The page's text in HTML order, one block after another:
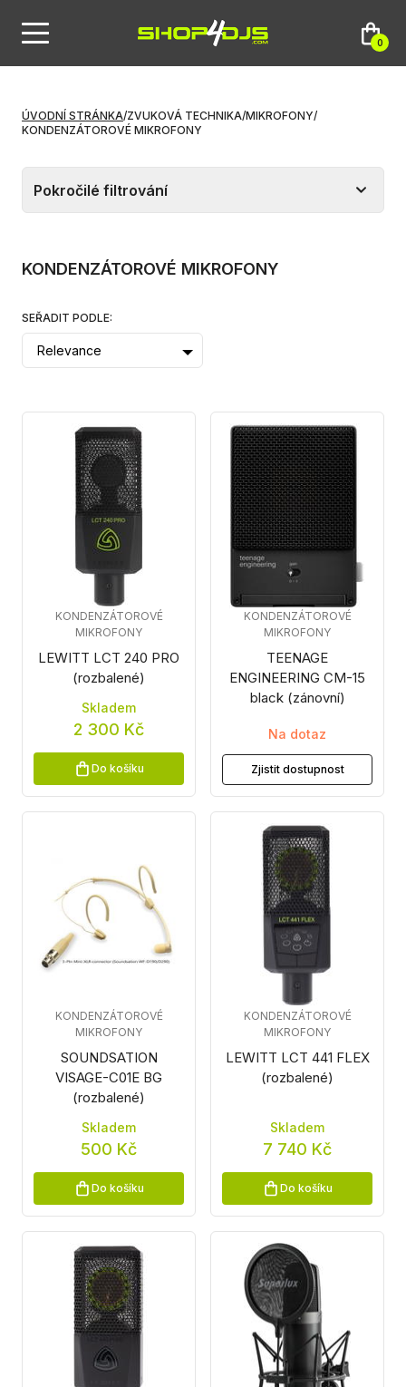
0
ÚVODNÍ STRÁNKA/ZVUKOVÁ TECHNIKA/MIKROFONY/
KONDENZÁTOROVÉ MIKROFONY
Pokročilé filtrování
KONDENZÁTOROVÉ MIKROFONY
SEŘADIT PODLE:
Relevance
LEWITT LCT 240 PRO
(rozbalené)
KONDENZÁTOROVÉ
MIKROFONY
Skladem
2 300 Kč
Do košíku
TEENAGE
ENGINEERING CM-15
black (zánovní)
KONDENZÁTOROVÉ
MIKROFONY
Na dotaz
Zjistit dostupnost
SOUNDSATION
VISAGE-C01E BG
(rozbalené)
KONDENZÁTOROVÉ
MIKROFONY
Skladem
500 Kč
Do košíku
LEWITT LCT 441 FLEX
(rozbalené)
KONDENZÁTOROVÉ
MIKROFONY
Skladem
7 740 Kč
Do košíku